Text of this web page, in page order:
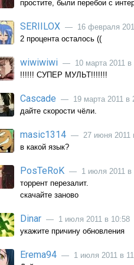
простите, были перебои с
SERIILOX — 16 февраля
2 процента осталось ((
wiwiwiwi — 10 марта 2011 в
!!!!!! СУПЕР МУЛЬТ!!!!!!!
Cascade — 19 марта 2011 в
дайте скорости чёли.
masic1314 — 27 июня 2011
в какой язык?
PosTeRoK — 1 июля 2011 в
торрент перезалит.
скачайте заново
Dinar — 1 июля 2011 в 10:58
укажите причину обновления
Erema94 — 1 июля 2011 в